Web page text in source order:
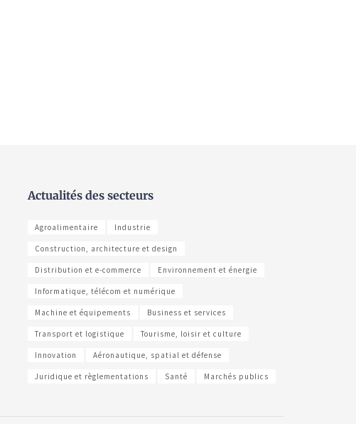
Actualités des secteurs
Agroalimentaire Industrie
Construction, architecture et design
Distribution et e-commerce Environnement et énergie
Informatique, télécom et numérique
Machine et équipements Business et services
Transport et logistique Tourisme, loisir et culture
Innovation Aéronautique, spatial et défense
Juridique et règlementations Santé Marchés publics